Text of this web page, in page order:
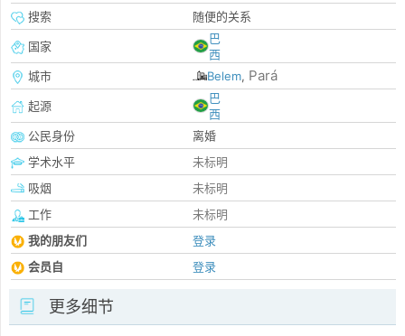
搜索
随便的关系
国家
巴
西
城市
Belem, Pará
起源
巴
西
公民身份
离婚
学术水平
未标明
吸烟
未标明
工作
未标明
我的朋友们
登录
会员自
登录
更多细节